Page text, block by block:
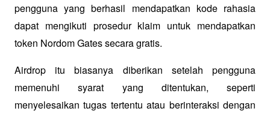
pengguna yang berhasil mendapatkan kode rahasia
dapat mengikuti prosedur klaim untuk mendapatkan
token Nordom Gates secara gratis.
Airdrop itu biasanya diberikan setelah pengguna
memenuhi syarat yang ditentukan, seperti
menyelesaikan tugas tertentu atau berinteraksi dengan